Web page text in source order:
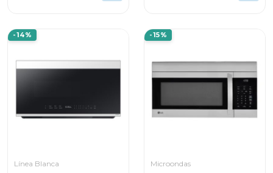
-14%
Línea Blanca
-15%
Microondas